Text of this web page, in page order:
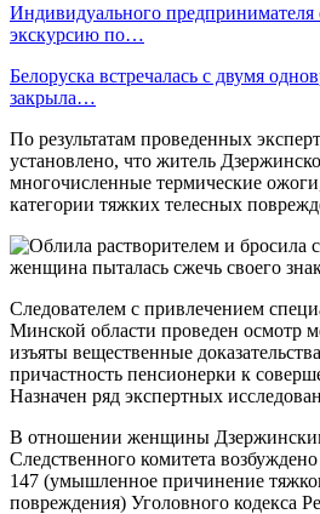
Индивидуального предпринимателя
экскурсию по…
Белоруска встречалась с двумя
закрыла…
По результатам проведенных
установлено, что житель
многочисленные термические
категории тяжких телесных
Следователем с привлечением
Минской области проведен осмотр
изъяты вещественные
причастность пенсионерки к
Назначен ряд экспертных
В отношении женщины
Следственного комитета
147 (умышленное причинение
повреждения) Уголовного кодекса